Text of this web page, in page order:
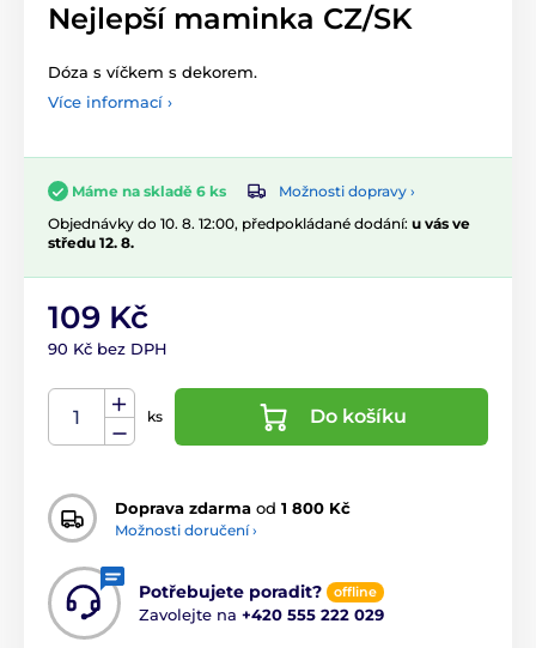
Nejlepší maminka CZ/SK
Dóza s víčkem s dekorem.
Více informací ›
Máme na skladě 6 ks
Možnosti dopravy ›
Objednávky do 10. 8. 12:00, předpokládané dodání: u vás ve
středu 12. 8.
109 Kč
90 Kč bez DPH
ks Do košíku
Doprava zdarma od 1 800 Kč
Možnosti doručení ›
Potřebujete poradit? offline
Zavolejte na +420 555 222 029